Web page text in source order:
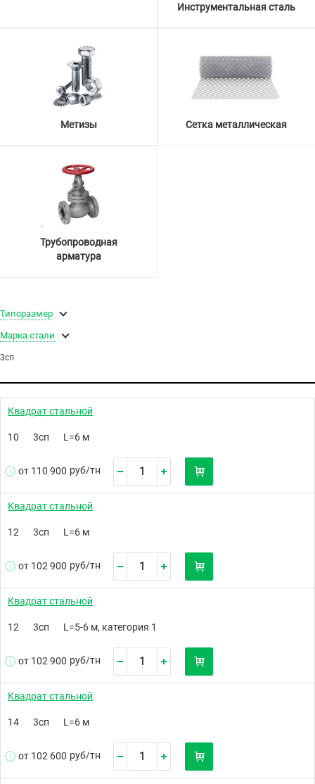
Инструментальная сталь
Метизы Сетка металлическая
Трубопроводная
арматура
Типоразмер
Марка стали
3сп
Квадрат стальной
10 3сп L=6 м
от 110 900 руб/тн
Квадрат стальной
12 3сп L=6 м
от 102 900 руб/тн
Квадрат стальной
12 3сп L=5-6 м, категория 1
от 102 900 руб/тн
Квадрат стальной
14 3сп L=6 м
от 102 600 руб/тн